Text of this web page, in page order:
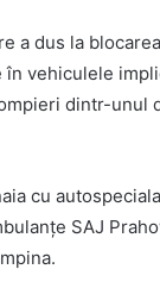
a dus la
vehiculele
dintr-unul
cu
SAJ